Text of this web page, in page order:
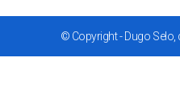
© Copyright - Dugo